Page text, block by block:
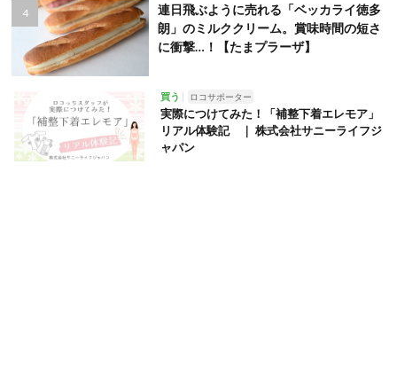
連日飛ぶように売れる「ベッカライ徳多
朗」のミルククリーム。賞味時間の短さ
に衝撃…！【たまプラーザ】
買う ロコサポーター
実際につけてみた！「補整下着エレモア」
リアル体験記 ｜ 株式会社サニーライフジ
ャパン